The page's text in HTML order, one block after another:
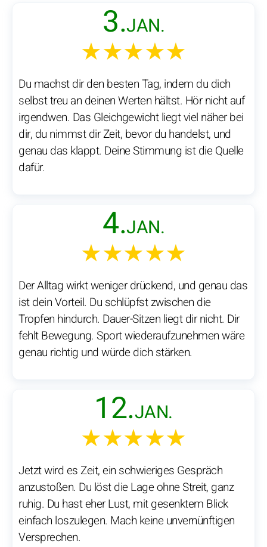
3.JAN.
★★★★★
Du machst dir den besten Tag, indem du dich
selbst treu an deinen Werten hältst. Hör nicht auf
irgendwen. Das Gleichgewicht liegt viel näher bei
dir, du nimmst dir Zeit, bevor du handelst, und
genau das klappt. Deine Stimmung ist die Quelle
dafür.
4.JAN.
★★★★★
Der Alltag wirkt weniger drückend, und genau das
ist dein Vorteil. Du schlüpfst zwischen die
Tropfen hindurch. Dauer-Sitzen liegt dir nicht. Dir
fehlt Bewegung. Sport wiederaufzunehmen wäre
genau richtig und würde dich stärken.
12.JAN.
★★★★★
Jetzt wird es Zeit, ein schwieriges Gespräch
anzustoßen. Du löst die Lage ohne Streit, ganz
ruhig. Du hast eher Lust, mit gesenktem Blick
einfach loszulegen. Mach keine unvernünftigen
Versprechen.